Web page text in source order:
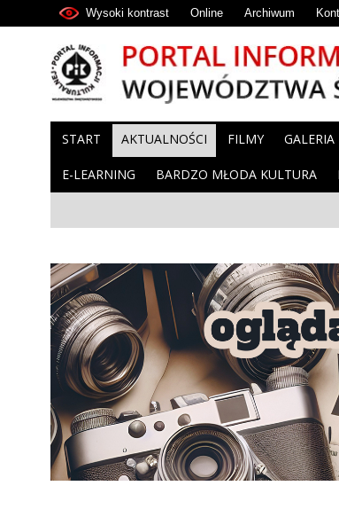
Wysoki kontrast Online Archiwum
START AKTUALNOŚCI FILMY GALERIA
E-LEARNING BARDZO MŁODA KULTURA